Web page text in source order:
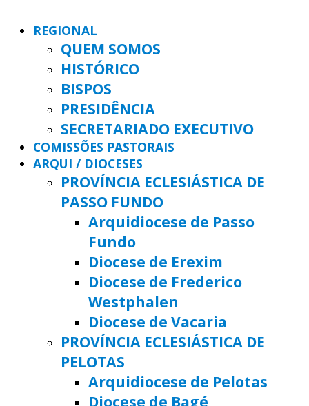
REGIONAL
QUEM SOMOS
HISTÓRICO
BISPOS
PRESIDÊNCIA
SECRETARIADO EXECUTIVO
COMISSÕES PASTORAIS
ARQUI / DIOCESES
PROVÍNCIA ECLESIÁSTICA DE
PASSO FUNDO
Arquidiocese de Passo
Fundo
Diocese de Erexim
Diocese de Frederico
Westphalen
Diocese de Vacaria
PROVÍNCIA ECLESIÁSTICA DE
PELOTAS
Arquidiocese de Pelotas
Diocese de Bagé